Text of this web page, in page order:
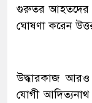
গুরুতর আহতদের
ঘোষণা করেন উত্তর
উদ্ধারকাজ আরও
যোগী আদিত্যনাথ।